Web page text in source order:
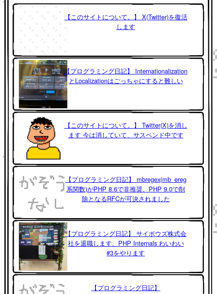
【このサイトについて。】 X(Twitter)を復活
します
【プログラミング日記】 Internationalization
とLocalizationはごっちゃにすると難しい
【このサイトについて。】 Twitter(X)を消し
ます 今は消していて、サスペンド中です
【プログラミング日記】 mbregex(mb_ereg
系関数)がPHP 8.6で非推奨、PHP 9.0で削
除となるRFCが可決されました
【プログラミング日記】 サイボウズ株式会
社を退職します、PHP Internals わいわい
#3をやります
【プログラミング日記】